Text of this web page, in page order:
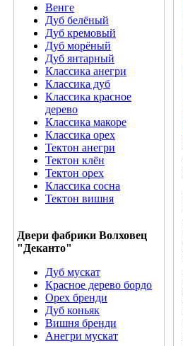
Венге
Дуб белёный
Дуб кремовый
Дуб морёный
Дуб янтарный
Классика анегри
Классика дуб
Классика красное
дерево
Классика макоре
Классика орех
Тектон анегри
Тектон клён
Тектон орех
Классика сосна
Тектон вишня
Двери фабрики Волховец
"Деканто"
Дуб мускат
Красное дерево бордо
Орех бренди
Дуб коньяк
Вишня бренди
Анегри мускат